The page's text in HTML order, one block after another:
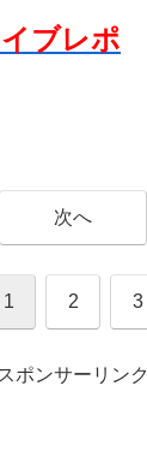
ブレポ
次へ
1 2 3
スポンサーリンク